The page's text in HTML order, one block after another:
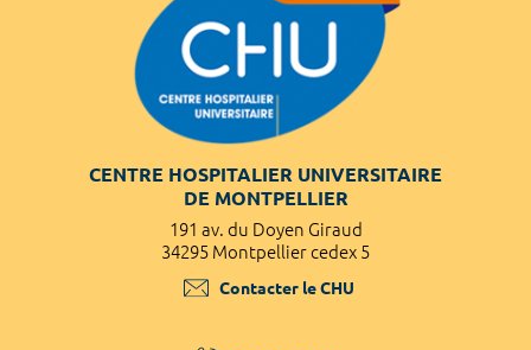
CENTRE HOSPITALIER UNIVERSITAIRE
DE MONTPELLIER
191 av. du Doyen Giraud
34295 Montpellier cedex 5
Contacter le CHU